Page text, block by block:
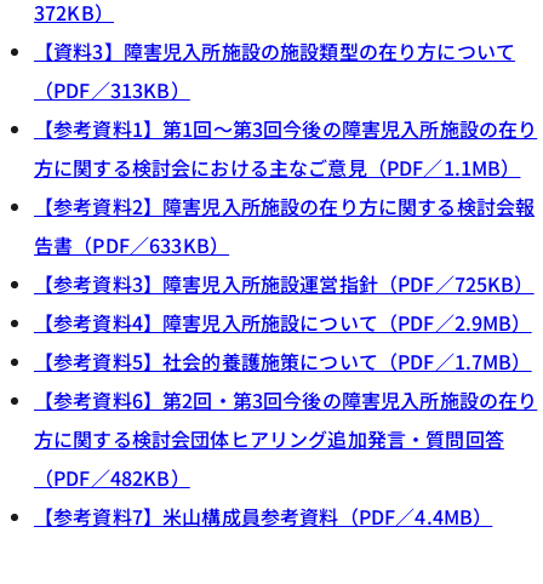
372KB）
【資料3】障害児入所施設の施設類型の在り方について
（PDF／313KB）
【参考資料1】第1回～第3回今後の障害児入所施設の在り
方に関する検討会における主なご意見（PDF／1.1MB）
【参考資料2】障害児入所施設の在り方に関する検討会報
告書（PDF／633KB）
【参考資料3】障害児入所施設運営指針（PDF／725KB）
【参考資料4】障害児入所施設について（PDF／2.9MB）
【参考資料5】社会的養護施策について（PDF／1.7MB）
【参考資料6】第2回・第3回今後の障害児入所施設の在り
方に関する検討会団体ヒアリング追加発言・質問回答
（PDF／482KB）
【参考資料7】米山構成員参考資料（PDF／4.4MB）